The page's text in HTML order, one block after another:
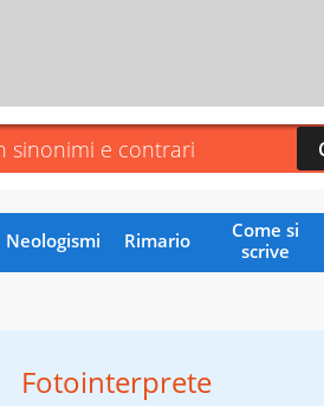
Neologismi Rimario
Come si
scrive
Fotointerprete